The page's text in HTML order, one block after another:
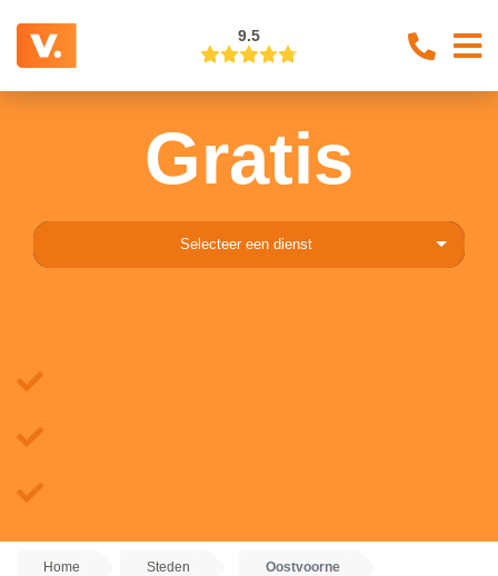
9.5
Gratis
Selecteer een dienst
Home Steden Oostvoorne